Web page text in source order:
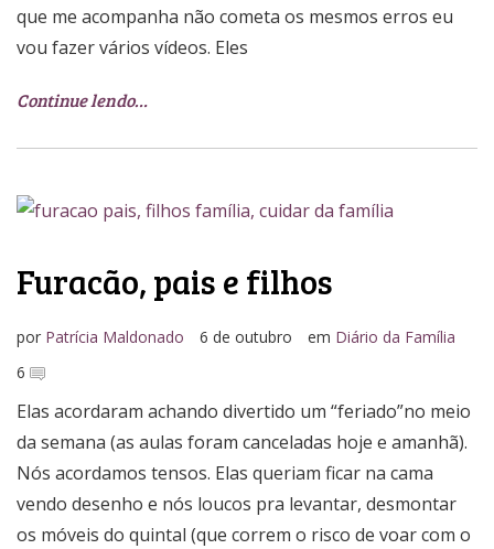
que me acompanha não cometa os mesmos erros eu
vou fazer vários vídeos. Eles
Continue lendo…
Furacão, pais e filhos
por Patrícia Maldonado 6 de outubro em Diário da Família
6
Elas acordaram achando divertido um “feriado”no meio
da semana (as aulas foram canceladas hoje e amanhã).
Nós acordamos tensos. Elas queriam ficar na cama
vendo desenho e nós loucos pra levantar, desmontar
os móveis do quintal (que correm o risco de voar com o